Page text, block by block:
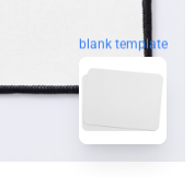
blank template